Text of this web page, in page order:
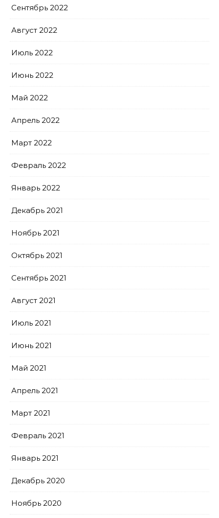
Сентябрь 2022
Август 2022
Июль 2022
Июнь 2022
Май 2022
Апрель 2022
Март 2022
Февраль 2022
Январь 2022
Декабрь 2021
Ноябрь 2021
Октябрь 2021
Сентябрь 2021
Август 2021
Июль 2021
Июнь 2021
Май 2021
Апрель 2021
Март 2021
Февраль 2021
Январь 2021
Декабрь 2020
Ноябрь 2020